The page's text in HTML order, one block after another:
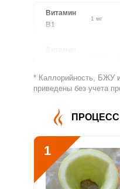
Витамин
В1
1 мг
Витамин
173.9 мг
Витамин
В5
Витамин
В6
* Каллорийность, БЖУ
приведены без учета
1